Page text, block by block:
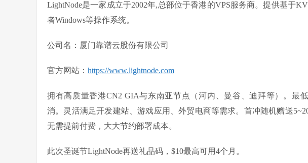
LightNode是一家成立于2002年,总部位于香港的VPS服务商。提供基于
者Windows等操作系统。
公司名：厦门靠谱云股份有限公司
官方网站 ： https://www.lightnode.com
拥有高质量香港CN2 GIA与东南亚节点（河内、曼谷、迪拜等）。最
消。灵活满足开发建站、游戏应用、外贸电商等需求。首冲随机赠送
无需提前付费，大大节约部署成本。
此次圣诞节LightNode再送礼品码，$10最高可用4个月。